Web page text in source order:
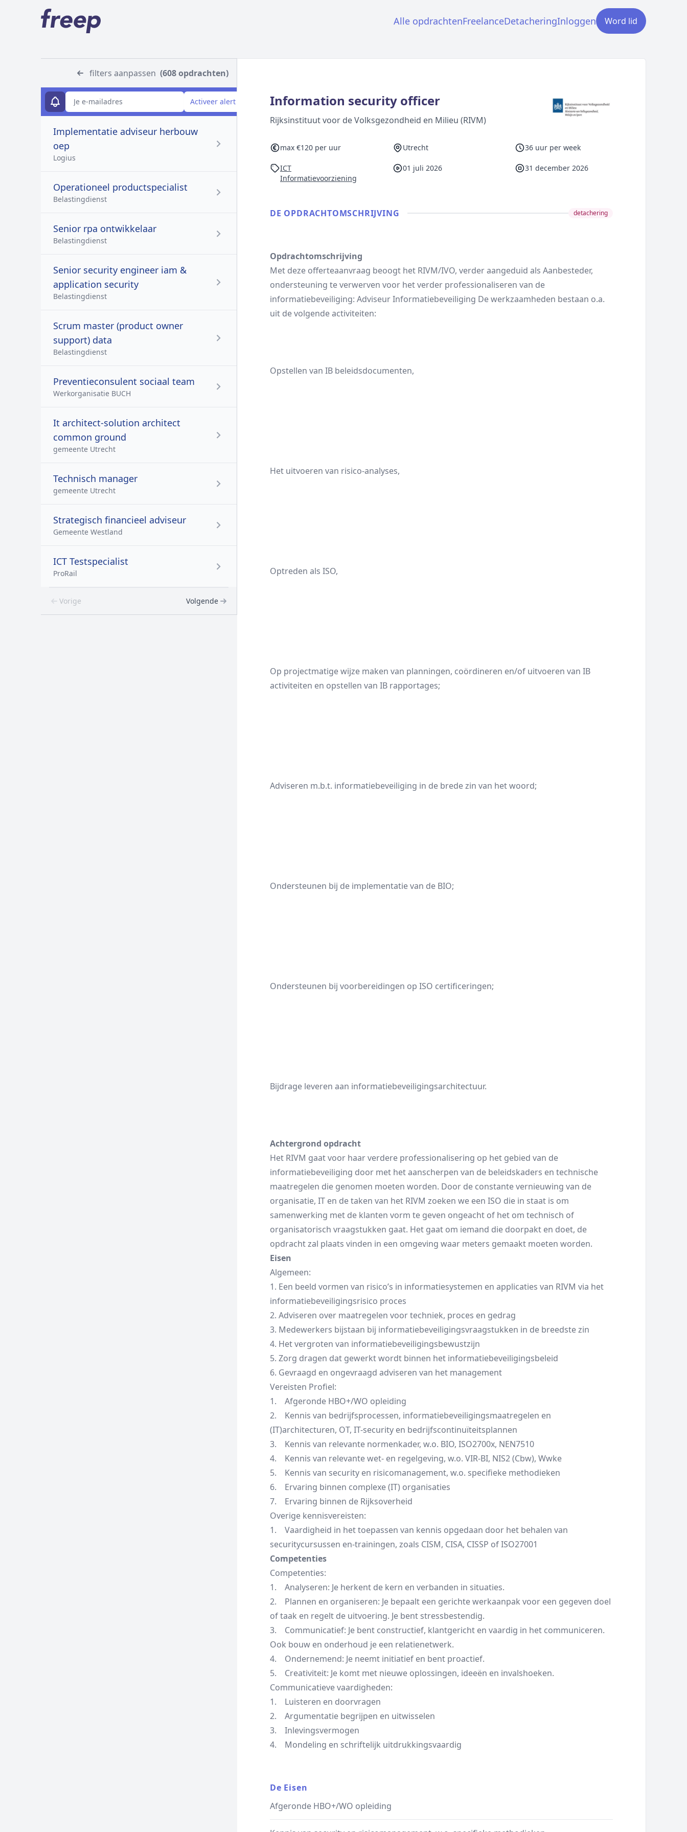
Alle opdrachtenFreelanceDetacheringInloggen Word lid
filters aanpassen (608 opdrachten)
E-mailadres
Activeer alert
Implementatie adviseur herbouw
oep
Logius
Operationeel productspecialist
Belastingdienst
Senior rpa ontwikkelaar
Belastingdienst
Senior security engineer iam &
application security
Belastingdienst
Scrum master (product owner
support) data
Belastingdienst
Preventieconsulent sociaal team
Werkorganisatie BUCH
It architect-solution architect
common ground
gemeente Utrecht
Technisch manager
gemeente Utrecht
Strategisch financieel adviseur
Gemeente Westland
ICT Testspecialist
ProRail
Vorige Volgende
Information security officer
Rijksinstituut voor de Volksgezondheid en Milieu (RIVM)
max €120 per uur Utrecht 36 uur per week
ICT
Informatievoorziening
01 juli 2026 31 december 2026
DE OPDRACHT­OMSCHRIJVING detachering
Opdrachtomschrijving
Met deze offerteaanvraag beoogt het RIVM/IVO, verder aangeduid als Aanbesteder,
ondersteuning te verwerven voor het verder professionaliseren van de
informatiebeveiliging: Adviseur Informatiebeveiliging De werkzaamheden bestaan o.a.
uit de volgende activiteiten:
Opstellen van IB beleidsdocumenten,
Het uitvoeren van risico-analyses,
Optreden als ISO,
Op projectmatige wijze maken van planningen, coördineren en/of uitvoeren van IB
activiteiten en opstellen van IB rapportages;
Adviseren m.b.t. informatiebeveiliging in de brede zin van het woord;
Ondersteunen bij de implementatie van de BIO;
Ondersteunen bij voorbereidingen op ISO certificeringen;
Bijdrage leveren aan informatiebeveiligingsarchitectuur.
Achtergrond opdracht
Het RIVM gaat voor haar verdere professionalisering op het gebied van de
informatiebeveiliging door met het aanscherpen van de beleidskaders en technische
maatregelen die genomen moeten worden. Door de constante vernieuwing van de
organisatie, IT en de taken van het RIVM zoeken we een ISO die in staat is om
samenwerking met de klanten vorm te geven ongeacht of het om technisch of
organisatorisch vraagstukken gaat. Het gaat om iemand die doorpakt en doet, de
opdracht zal plaats vinden in een omgeving waar meters gemaakt moeten worden.
Eisen
Algemeen:
1. Een beeld vormen van risico’s in informatiesystemen en applicaties van RIVM via het
informatiebeveiligingsrisico proces
2. Adviseren over maatregelen voor techniek, proces en gedrag
3. Medewerkers bijstaan bij informatiebeveiligingsvraagstukken in de breedste zin
4. Het vergroten van informatiebeveiligingsbewustzijn
5. Zorg dragen dat gewerkt wordt binnen het informatiebeveiligingsbeleid
6. Gevraagd en ongevraagd adviseren van het management
Vereisten Profiel:
1. Afgeronde HBO+/WO opleiding
2. Kennis van bedrijfsprocessen, informatiebeveiligingsmaatregelen en
(IT)architecturen, OT, IT-security en bedrijfscontinuïteitsplannen
3. Kennis van relevante normenkader, w.o. BIO, ISO2700x, NEN7510
4. Kennis van relevante wet- en regelgeving, w.o. VIR-BI, NIS2 (Cbw), Wwke
5. Kennis van security en risicomanagement, w.o. specifieke methodieken
6. Ervaring binnen complexe (IT) organisaties
7. Ervaring binnen de Rijksoverheid
Overige kennisvereisten:
1. Vaardigheid in het toepassen van kennis opgedaan door het behalen van
securitycursussen en-trainingen, zoals CISM, CISA, CISSP of ISO27001
Competenties
Competenties:
1. Analyseren: Je herkent de kern en verbanden in situaties.
2. Plannen en organiseren: Je bepaalt een gerichte werkaanpak voor een gegeven doel
of taak en regelt de uitvoering. Je bent stressbestendig.
3. Communicatief: Je bent constructief, klantgericht en vaardig in het communiceren.
Ook bouw en onderhoud je een relatienetwerk.
4. Ondernemend: Je neemt initiatief en bent proactief.
5. Creativiteit: Je komt met nieuwe oplossingen, ideeën en invalshoeken.
Communicatieve vaardigheden:
1. Luisteren en doorvragen
2. Argumentatie begrijpen en uitwisselen
3. Inlevingsvermogen
4. Mondeling en schriftelijk uitdrukkingsvaardig
De Eisen
Afgeronde HBO+/WO opleiding